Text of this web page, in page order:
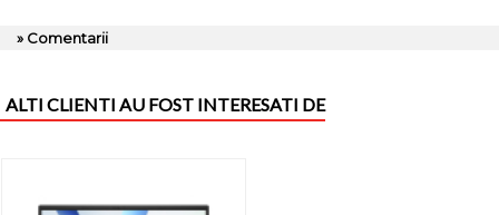
» Comentarii
ALTI CLIENTI AU FOST INTERESATI DE